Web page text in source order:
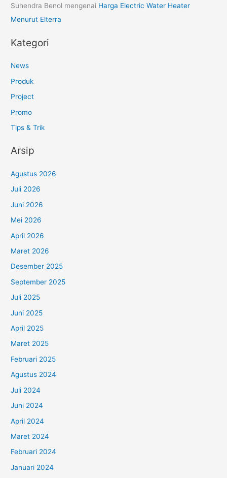
Suhendra Benol mengenai Harga Electric Water Heater
Menurut Elterra
Kategori
News
Produk
Project
Promo
Tips & Trik
Arsip
Agustus 2026
Juli 2026
Juni 2026
Mei 2026
April 2026
Maret 2026
Desember 2025
September 2025
Juli 2025
Juni 2025
April 2025
Maret 2025
Februari 2025
Agustus 2024
Juli 2024
Juni 2024
April 2024
Maret 2024
Februari 2024
Januari 2024